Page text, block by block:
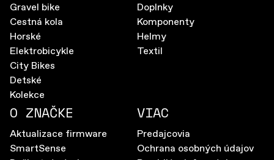
Gravel bike
Cestná kola
Horské
Elektrobicykle
City Bikes
Detské
Kolekce
Doplnky
Komponenty
Helmy
Textil
O ZNAČKE
Aktualizace firmware
SmartSense
VIAC
Predajcovia
Ochrana osobných údajov